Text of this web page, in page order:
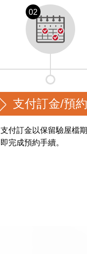
支付訂金/預約
支付訂金以保留驗屋檔期
即完成預約手續。